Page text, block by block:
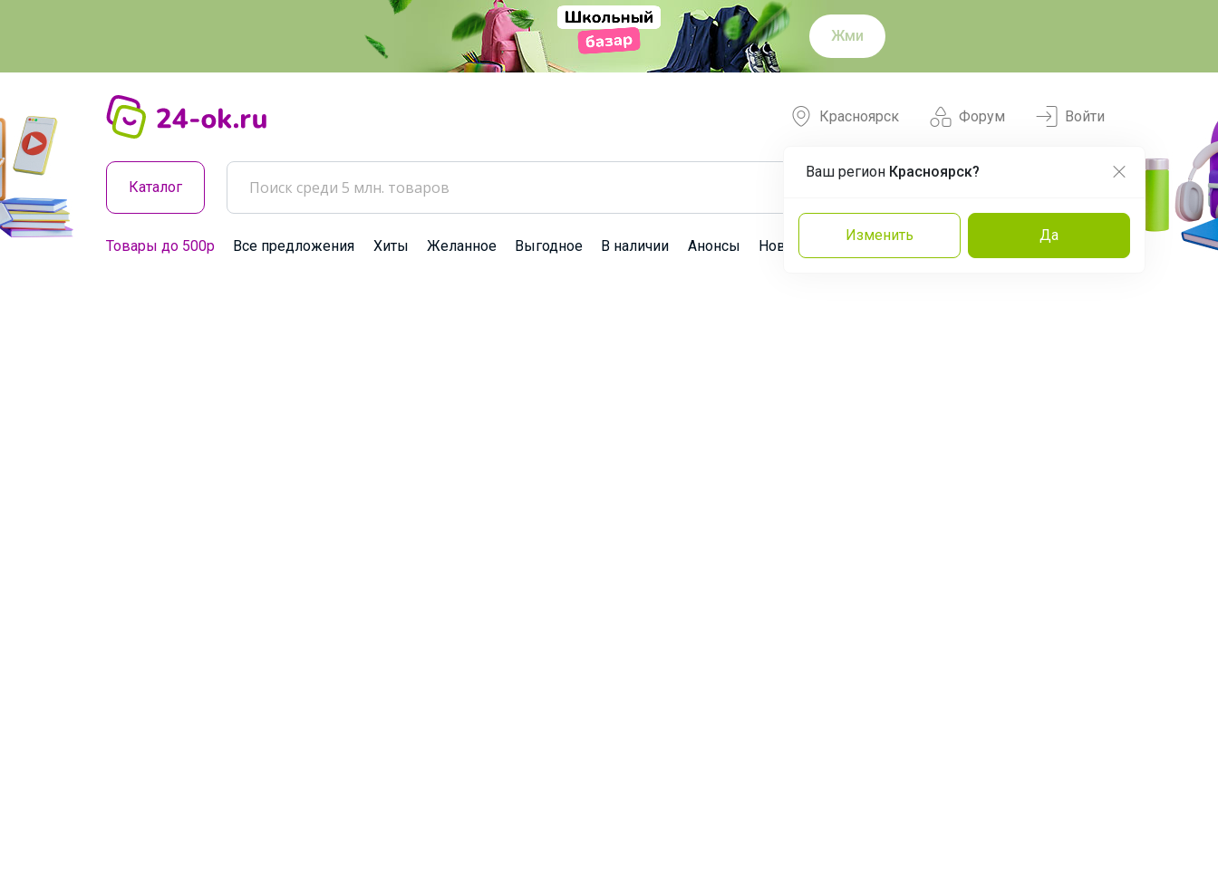
Жми
Форум
Красноярск
Ваш регион Красноярск?
Изменить Да
Войти
Каталог
Товары до 500р Все предложения Хиты Желанное Выгодное В наличии Анонсы Новости Команда Эксперты